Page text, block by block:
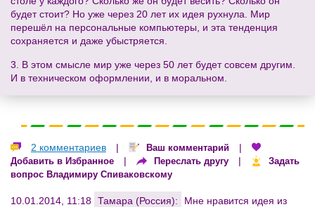
будет стоит? Но уже через 20 лет их идея рухнула. Мир
перешёл на персональные компьютеры, и эта тенденция
сохраняется и даже убыстряется.
3. В этом смысле мир уже через 50 лет будет совсем другим.
И в техническом оформлении, и в моральном.
2 комментариев | Ваш комментарий |
Добавить в Избранное | Переслать другу |
Задать
вопрос Владимиру Спиваковскому
10.01.2014, 11:18 Тамара (Россия):
Мне нравится идея из